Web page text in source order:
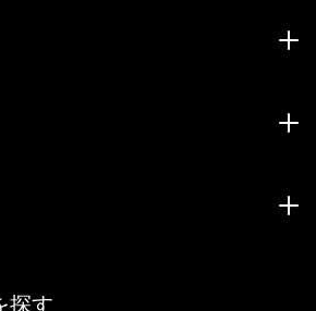
探す